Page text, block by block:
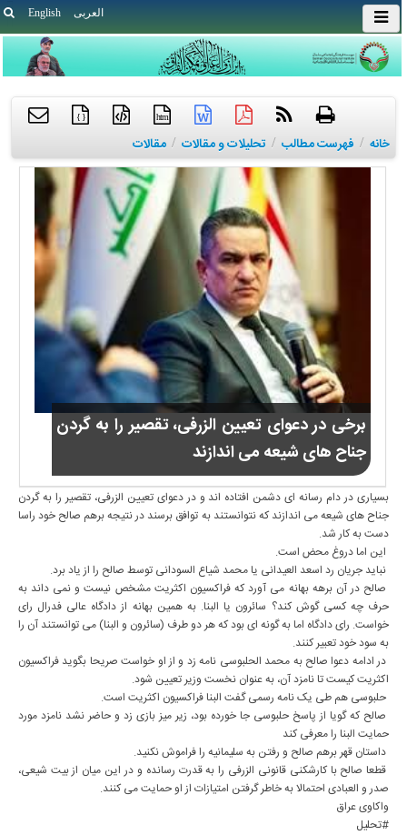
English العربی
htm
{ }
خانه / فهرست مطالب / تحلیلات و مقالات / مقالات
برخی در دعوای تعیین الزرفی، تقصیر را به گردن
جناح های شیعه می اندازند
بسیاری در دام رسانه ای دشمن افتاده اند و در دعوای تعیین الزرفی، تقصیر را به گردن
جناح های شیعه می اندازند که نتوانستند به توافق برسند در نتیجه برهم صالح خود راسا
دست به کار شد.
این اما دروغ محض است.
نباید جریان رد اسعد العیدانی یا محمد شیاع السودانی توسط صالح را از یاد برد.
صالح در آن برهه بهانه می آورد که فراکسیون اکثریت مشخص نیست و نمی داند به
حرف چه کسی گوش کند؟ سائرون یا البنا. به همین بهانه از دادگاه عالی فدرال رای
خواست. رای دادگاه اما به گونه ای بود که هر دو طرف (سائرون و البنا) می توانستند آن را
به سود خود تعبیر کنند.
در ادامه دعوا صالح به محمد الحلبوسی نامه زد و از او خواست صریحا بگوید فراکسیون
اکثریت کیست تا نامزد آن، به عنوان نخست وزیر تعیین شود.
حلبوسی هم طی یک نامه رسمی گفت البنا فراکسیون اکثریت است.
صالح که گویا از پاسخ حلبوسی جا خورده بود، زیر میز بازی زد و حاضر نشد نامزد مورد
حمایت البنا را معرفی کند‌
داستان قهر برهم صالح و رفتن به سلیمانیه را فراموش نکنید.
قطعا صالح با کارشکنی قانونی الزرفی را به قدرت رسانده و در این میان از بیت شیعی،
صدر و العبادی احتمالا به خاطر گرفتن امتیازات از او حمایت می کنند.
واکاوی عراق
#تحلیل